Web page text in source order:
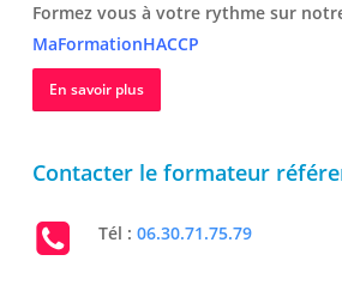
Formez vous à votre rythme sur
MaFormationHACCP
En savoir plus
Contacter le formateur
Tél :06.30.71.75.79